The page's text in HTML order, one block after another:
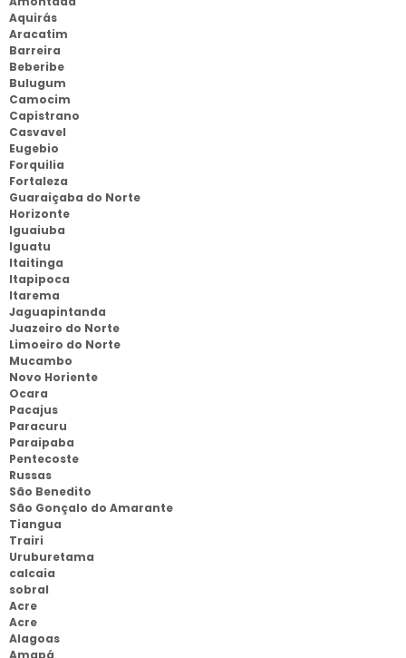
Aquirás
Aracatim
Barreira
Beberibe
Bulugum
Camocim
Capistrano
Casvavel
Eugebio
Forquilia
Fortaleza
Guaraiçaba do Norte
Horizonte
Iguaiuba
Iguatu
Itaitinga
Itapipoca
Itarema
Jaguapintanda
Juazeiro do Norte
Limoeiro do Norte
Mucambo
Novo Horiente
Ocara
Pacajus
Paracuru
Paraipaba
Pentecoste
Russas
São Benedito
São Gonçalo do Amarante
Tiangua
Trairi
Uruburetama
calcaia
sobral
Acre
Acre
Alagoas
Amapá